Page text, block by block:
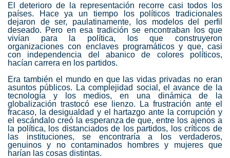
El deterioro de la representación recorre casi todos los
países. Hace ya un tiempo los políticos tradicionales
dejaron de ser, paulatinamente, los modelos del perfil
deseado. Pero en esa tradición se encontraban los que
vivían para la política, los que construyeron
organizaciones con enclaves programáticos y que, casi
con independencia del abanico de colores políticos,
hacían carrera en los partidos.
Era también el mundo en que las vidas privadas no eran
asuntos públicos. La complejidad social, el avance de la
tecnología y los medios, en una dinámica de la
globalización trastocó ese lienzo. La frustración ante el
fracaso, la desigualdad y el hartazgo ante la corrupción y
el escándalo creó la esperanza de que, entre los ajenos a
la política, los distanciados de los partidos, los críticos de
las instituciones, se encontraría a los verdaderos,
genuinos y no contaminados hombres y mujeres que
harían las cosas distintas.